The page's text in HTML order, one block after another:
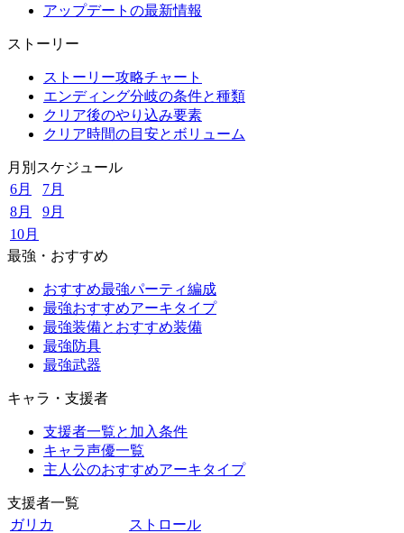
アップデートの最新情報
ストーリー
ストーリー攻略チャート
エンディング分岐の条件と種類
クリア後のやり込み要素
クリア時間の目安とボリューム
月別スケジュール
6月
7月
8月
9月
10月
最強・おすすめ
おすすめ最強パーティ編成
最強おすすめアーキタイプ
最強装備とおすすめ装備
最強防具
最強武器
キャラ・支援者
支援者一覧と加入条件
キャラ声優一覧
主人公のおすすめアーキタイプ
支援者一覧
ガリカ
ストロール